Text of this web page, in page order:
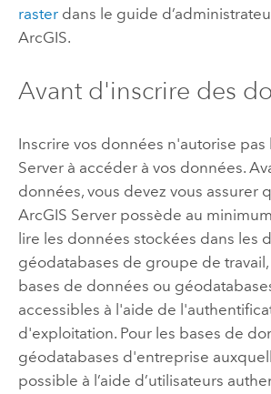
rasterdans le guide
ArcGIS.
Avant d'inscrire des
Inscrire vos données n'autorise pas
Serverà accéder à vos données.
données, vous devez vous assurer
ArcGIS Serverpossède au
lire les données stockées dans les
géodatabases de groupe de travail,
bases de données ou
accessibles à l'aide de
d'exploitation. Pour les bases de
géodatabases d'entreprise
possible à l’aide d’utilisateurs